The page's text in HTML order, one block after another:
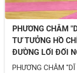
PHƯƠNG CHÂM
TƯ TƯỞNG HỒ
ĐƯỜNG LỐI ĐỐI
PHƯƠNG CHÂM